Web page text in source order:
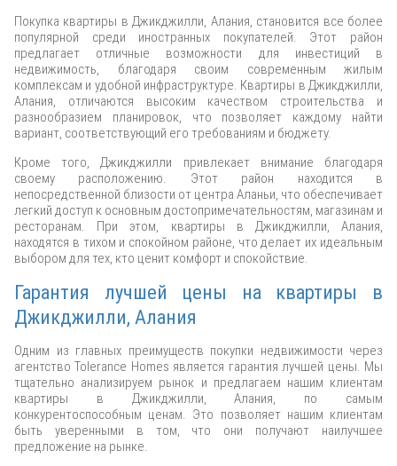
Покупка квартиры в Джикджилли, Алания, становится все более
популярной среди иностранных покупателей. Этот район
предлагает отличные возможности для инвестиций в
недвижимость, благодаря своим современным жилым
комплексам и удобной инфраструктуре. Квартиры в Джикджилли,
Алания, отличаются высоким качеством строительства и
разнообразием планировок, что позволяет каждому найти
вариант, соответствующий его требованиям и бюджету.
Кроме того, Джикджилли привлекает внимание благодаря
своему расположению. Этот район находится в
непосредственной близости от центра Аланьи, что обеспечивает
легкий доступ к основным достопримечательностям, магазинам и
ресторанам. При этом, квартиры в Джикджилли, Алания,
находятся в тихом и спокойном районе, что делает их идеальным
выбором для тех, кто ценит комфорт и спокойствие.
Гарантия лучшей цены на квартиры в
Джикджилли, Алания
Одним из главных преимуществ покупки недвижимости через
агентство Tolerance Homes является гарантия лучшей цены. Мы
тщательно анализируем рынок и предлагаем нашим клиентам
квартиры в Джикджилли, Алания, по самым
конкурентоспособным ценам. Это позволяет нашим клиентам
быть уверенными в том, что они получают наилучшее
предложение на рынке.